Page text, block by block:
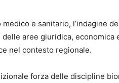
e sanitario, l’indagine
aree giuridica, economica
nel contesto regionale.
forza delle discipline